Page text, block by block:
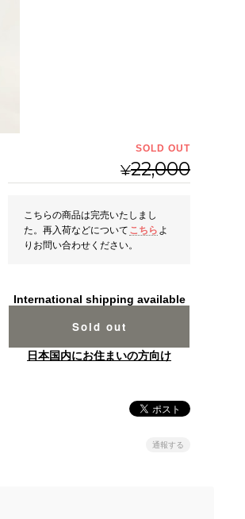
¥22,000
SOLD OUT
こちらの商品は完売いたしまし
た。再入荷などについて こちら よ
りお問い合わせください。
International shipping available
Sold out
日本国内にお住まいの方向け
通報する